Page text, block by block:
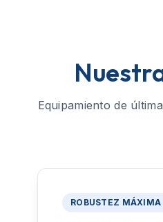
Equipamiento de
ROBUSTEZ MÁXIMA